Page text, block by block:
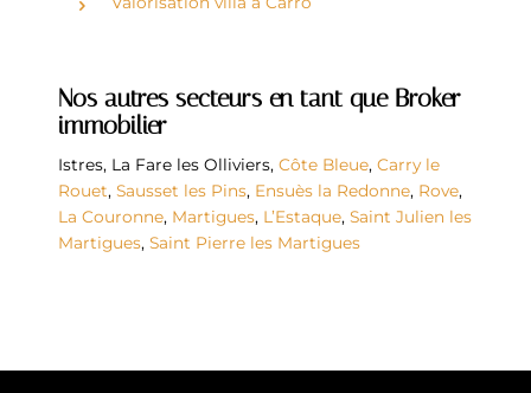
Nos autres secteurs en tant que Broker
immobilier
Istres, La Fare les Olliviers, Côte Bleue, Carry le
Rouet, Sausset les Pins, Ensuès la Redonne, Rove,
La Couronne, Martigues, L’Estaque, Saint Julien les
Martigues, Saint Pierre les Martigues